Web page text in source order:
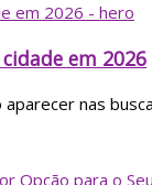
em 2026
nas